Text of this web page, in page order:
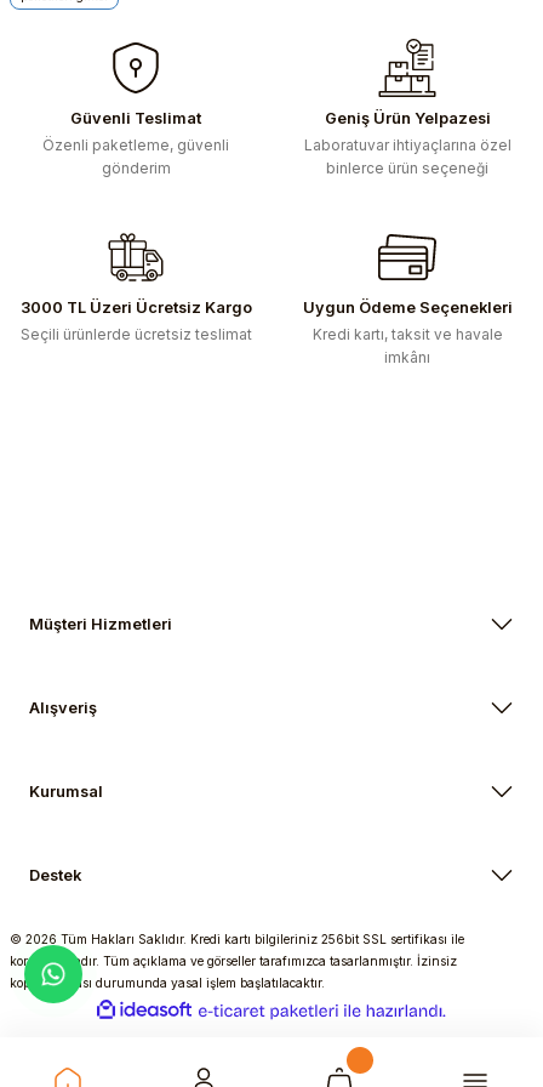
Görüş ve önerileriniz için teşekkür ederiz.
Ürün resmi kalitesiz, bozuk veya görüntülenemiyor.
Ürün bilgilerinde hatalar bulunuyor.
Ürün fiyatı diğer sitelerden daha pahalı.
Güvenli Teslimat
Özenli paketleme, güvenli
gönderim
Geniş Ürün Yelpazesi
Laboratuvar ihtiyaçlarına özel
binlerce ürün seçeneği
3000 TL Üzeri Ücretsiz Kargo
Seçili ürünlerde ücretsiz teslimat
Uygun Ödeme Seçenekleri
Kredi kartı, taksit ve havale
imkânı
Müşteri Hizmetleri
Alışveriş
Kurumsal
Destek
© 2026 Tüm Hakları Saklıdır. Kredi kartı bilgileriniz 256bit SSL sertifikası ile
korunmaktadır. Tüm açıklama ve görseller tarafımızca tasarlanmıştır. İzinsiz
kopyalanması durumunda yasal işlem başlatılacaktır.
ideasoft
e-
paketleri